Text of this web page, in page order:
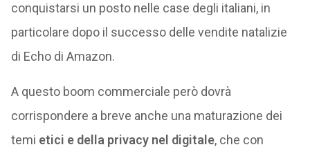
conquistarsi un posto nelle case degli italiani, in
particolare dopo il successo delle vendite natalizie
di Echo di Amazon.
A questo boom commerciale però dovrà
corrispondere a breve anche una maturazione dei
temi etici e della privacy nel digitale, che con